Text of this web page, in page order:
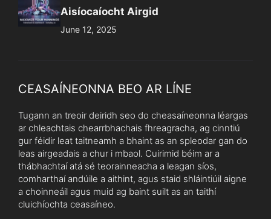
Aisíocaíocht Airgid
June 12, 2025
CEASAÍNEONNA BEO AR LÍNE
Tugann an treoir deiridh seo do cheasaíneonna léargas
ar chleachtais chearrbhachais fhreagracha, ag cinntiú
gur féidir leat taitneamh a bhaint as an spleodar gan do
leas airgeadais a chur i mbaol. Cuirimid béim ar a
thábhachtaí atá sé teorainneacha a leagan síos,
comharthaí andúile a aithint, agus staid shláintiúil aigne
a choinneáil agus muid ag baint suilt as an taithí
cluichíochta ceasaíneo.